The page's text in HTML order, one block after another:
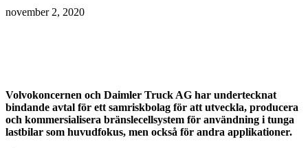
november 2, 2020
Volvokoncernen och Daimler Truck AG har undertecknat
bindande avtal för ett samriskbolag för att utveckla, producera
och kommersialisera bränslecellsystem för användning i tunga
lastbilar som huvudfokus, men också för andra applikationer.